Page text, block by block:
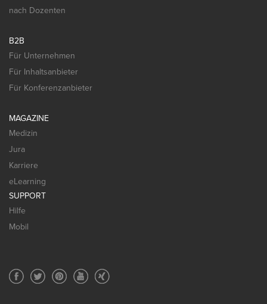
nach Dozenten
B2B
Für Unternehmen
Für Inhaltsanbieter
Für Konferenzanbieter
MAGAZINE
Medizin
Jura
Karriere
eLearning
SUPPORT
Hilfe
Mobil